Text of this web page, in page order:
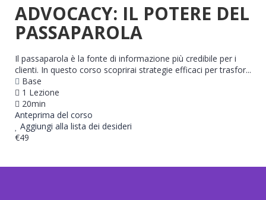
ADVOCACY: IL POTERE DEL
PASSAPAROLA
Il passaparola è la fonte di informazione più credibile per i
clienti. In questo corso scoprirai strategie efficaci per trasfor...
Base
1 Lezione
20min
Anteprima del corso
Aggiungi alla lista dei desideri
€49